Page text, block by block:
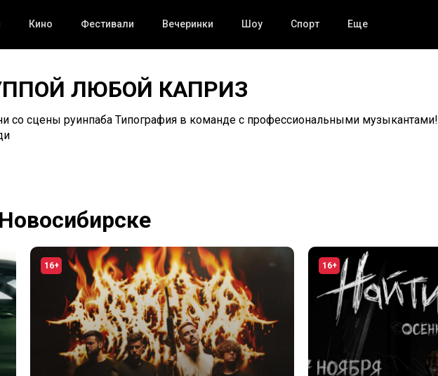
Кино Фестивали Вечеринки Шоу Спорт Еще
ЛЮБОЙ КАПРИЗ
со сцены руинпаба Типография в команде с профессиональными музыкантами!
16+ 16+